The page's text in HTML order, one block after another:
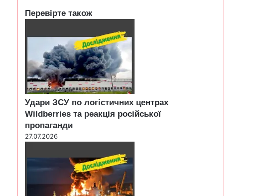
Перевірте також
Удари ЗСУ по логістичних центрах
Wildberries та реакція російської
пропаганди
27.07.2026